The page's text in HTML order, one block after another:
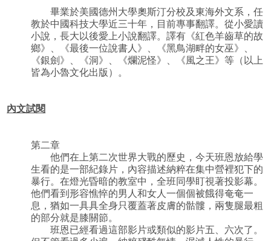
畢業於美國德州大學奧斯汀分校及東海外文系，任
教於中國科技大學近三十年，目前專事翻譯。從小愛讀
小說，長大以後愛上小說翻譯。譯有《紅色羊齒草的故
鄉》、《最後一位說書人》、《黑鳥湖畔的女巫》、
《銀劍》、《洞》、《爛泥怪》、《風之王》等（以上
皆為小魯文化出版）。
內文試閱
第二章
他們在上第二次世界大戰的歷史，今天班恩放給學
生看的是一部紀錄片，內容描述納粹在集中營裡犯下的
暴行。在燈光昏暗的教室中，全班同學盯視著投影幕。
他們看到形容憔悴的男人和女人一個個被餓得奄奄一
息，猶如一具具全身只覆蓋著皮膚的骷髏，兩隻腿最粗
的部分就是膝關節。
班恩已經看過這部影片或類似的影片五、六次了。